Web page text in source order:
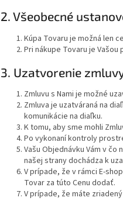
2. Všeobecné
Kúpa Tovaru je možná len
Pri nákupe Tovaru je
3. Uzatvorenie
Zmluvu s Nami je možné
Zmluva je uzatváraná na
komunikácie na diaľku.
K tomu, aby sme mohli
Po vykonaní kontroly
Vašu Objednávku Vám v
našej strany dochádza k
V prípade, že v rámci E-
Tovar za túto Cenu dodať.
V prípade, že máte